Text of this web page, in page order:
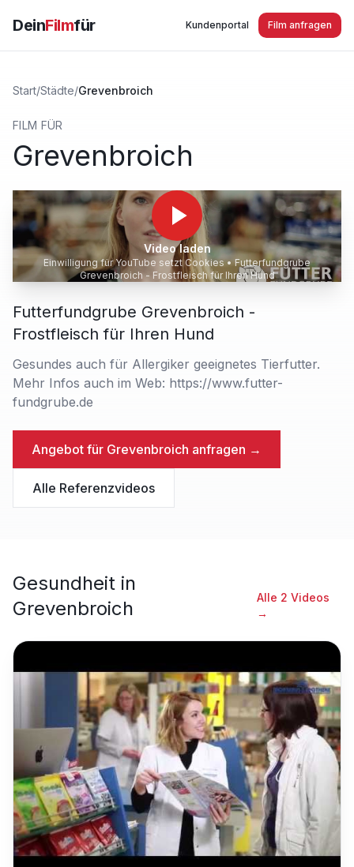
DeinFilmfür Kundenportal Film anfragen
Start/Städte/Grevenbroich
FILM FÜR
Grevenbroich
Video laden
Einwilligung für YouTube setzt Cookies •Futterfundgrube
Grevenbroich - Frostfleisch für Ihren Hund
Futterfundgrube Grevenbroich -
Frostfleisch für Ihren Hund
Gesundes auch für Allergiker geeignetes Tierfutter.
Mehr Infos auch im Web: https://www.futter-
fundgrube.de
Angebot für Grevenbroich anfragen →
Alle Referenzvideos
Gesundheit in
Grevenbroich
Alle 2 Videos
→